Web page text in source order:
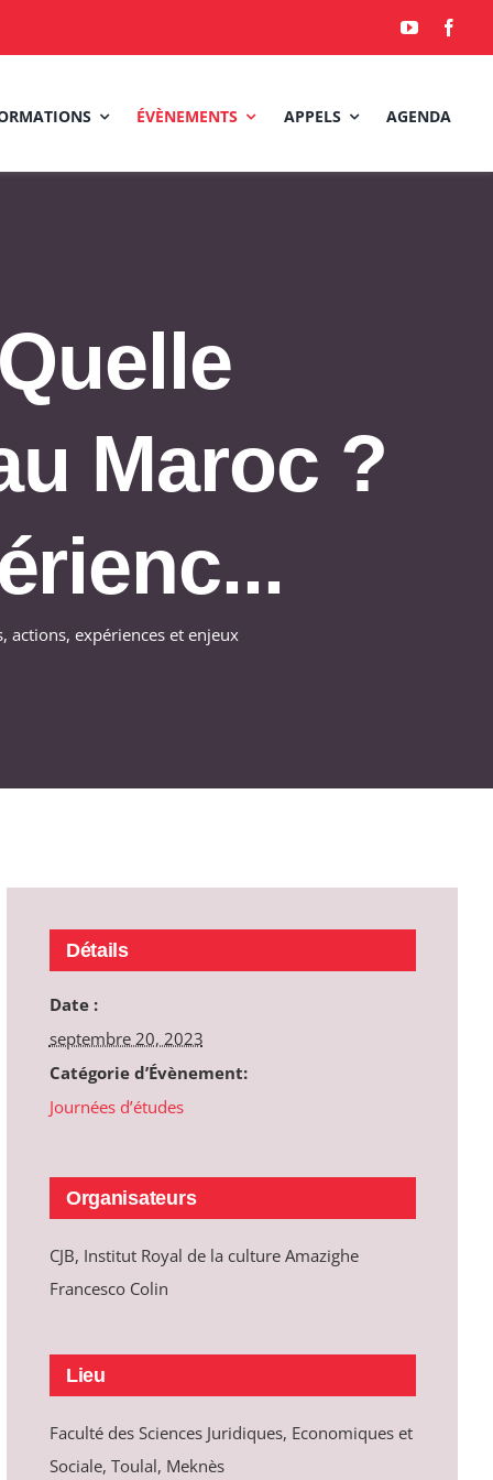
ÉVÈNEMENTS APPELS AGENDA
Maroc ?
actions, expériences et enjeux
Détails
Date :
septembre 20, 2023
Catégorie d’Évènement:
Journées d’études
Organisateurs
CJB, Institut Royal de la culture Amazighe
Francesco Colin
Lieu
Faculté des Sciences Juridiques, Economiques et
Sociale, Toulal, Meknès